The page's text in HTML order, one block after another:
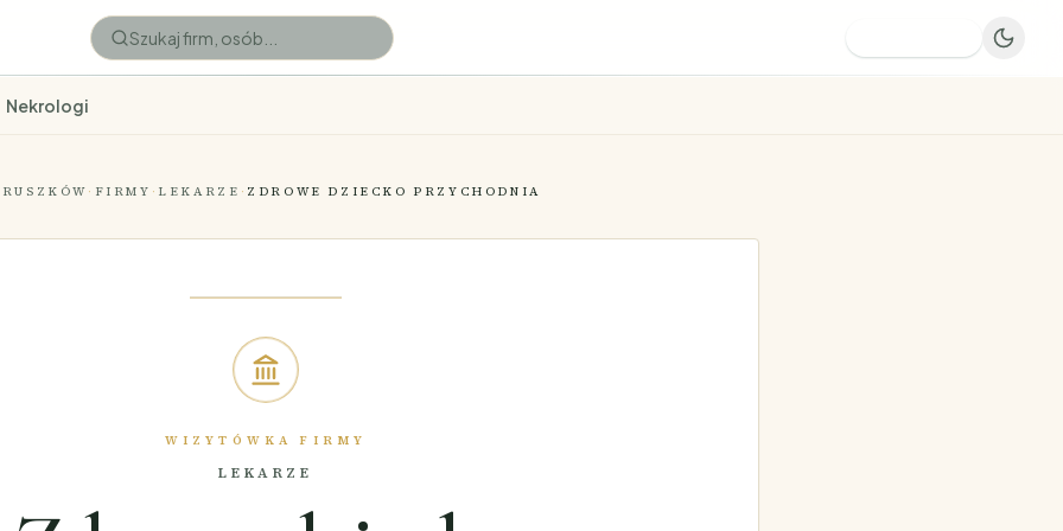
Nekrologi
· FIRMY · LEKARZE · ZDROWE DZIECKO PRZYCHODNIA
WIZYTÓWKA FIRMY
LEKARZE